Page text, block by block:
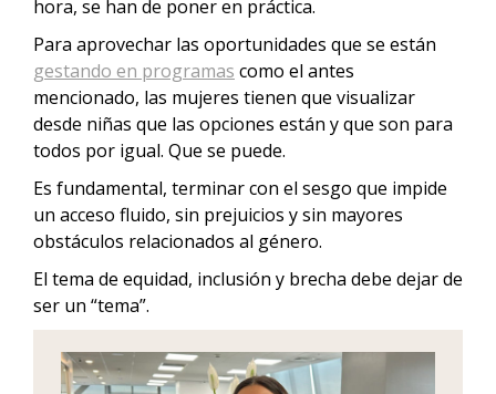
hora, se han de poner en práctica.
Para aprovechar las oportunidades que se están
gestando en programas como el antes
mencionado, las mujeres tienen que visualizar
desde niñas que las opciones están y que son para
todos por igual. Que se puede.
Es fundamental, terminar con el sesgo que impide
un acceso fluido, sin prejuicios y sin mayores
obstáculos relacionados al género.
El tema de equidad, inclusión y brecha debe dejar de
ser un “tema”.